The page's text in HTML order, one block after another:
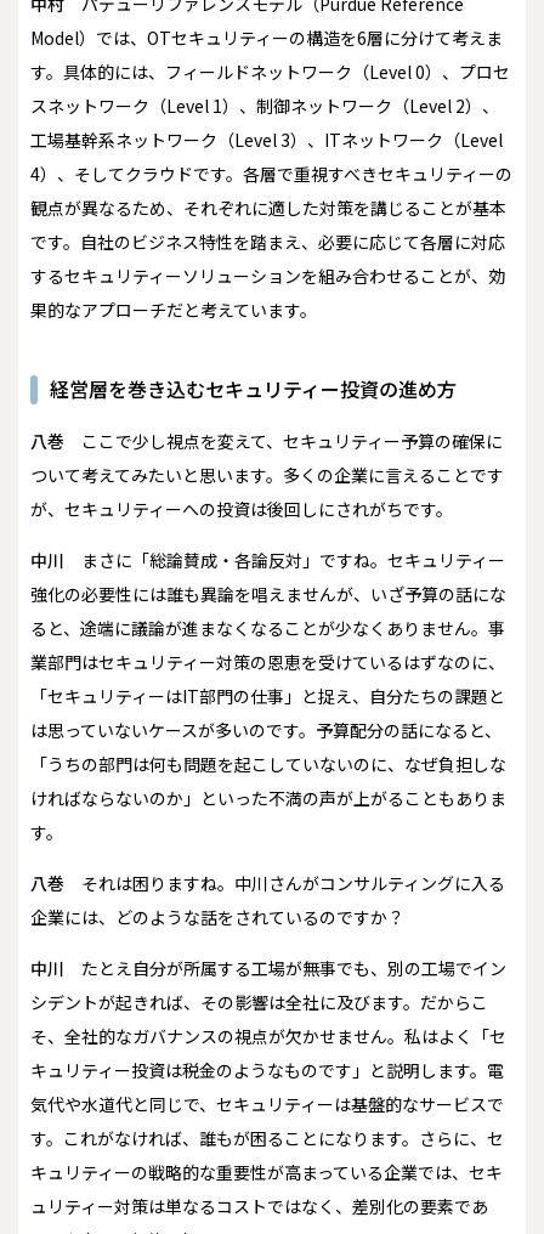
Model）では、OTセキュリティーの構造を6層に分けて考えま
す。具体的には、フィールドネットワーク（Level 0）、プロセ
スネットワーク（Level 1）、制御ネットワーク（Level 2）、
工場基幹系ネットワーク（Level 3）、ITネットワーク（Level
4）、そしてクラウドです。各層で重視すべきセキュリティーの
観点が異なるため、それぞれに適した対策を講じることが基本
です。自社のビジネス特性を踏まえ、必要に応じて各層に対応
するセキュリティーソリューションを組み合わせることが、効
果的なアプローチだと考えています。
経営層を巻き込むセキュリティー投資の進め方
八巻
ここで少し視点を変えて、セキュリティー予算の確保に
ついて考えてみたいと思います。多くの企業に言えることです
が、セキュリティーへの投資は後回しにされがちです。
中川
まさに「総論賛成・各論反対」ですね。セキュリティー
強化の必要性には誰も異論を唱えませんが、いざ予算の話にな
ると、途端に議論が進まなくなることが少なくありません。事
業部門はセキュリティー対策の恩恵を受けているはずなのに、
「セキュリティーはIT部門の仕事」と捉え、自分たちの課題と
は思っていないケースが多いのです。予算配分の話になると、
「うちの部門は何も問題を起こしていないのに、なぜ負担しな
ければならないのか」といった不満の声が上がることもありま
す。
八巻
それは困りますね。中川さんがコンサルティングに入る
企業には、どのような話をされているのですか？
中川
たとえ自分が所属する工場が無事でも、別の工場でイン
シデントが起きれば、その影響は全社に及びます。だからこ
そ、全社的なガバナンスの視点が欠かせません。私はよく「セ
キュリティー投資は税金のようなものです」と説明します。電
気代や水道代と同じで、セキュリティーは基盤的なサービスで
す。これがなければ、誰もが困ることになります。さらに、セ
キュリティーの戦略的な重要性が高まっている企業では、セキ
ュリティー対策は単なるコストではなく、差別化の要素であ